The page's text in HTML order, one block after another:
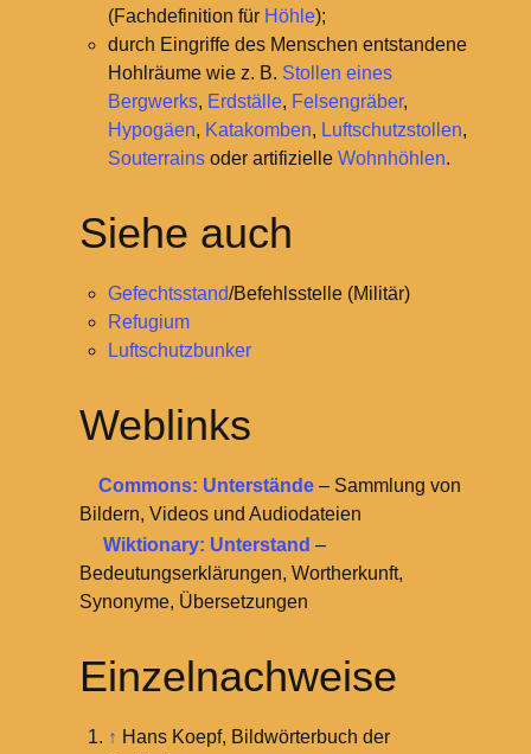
(Fachdefinition für Höhle);
durch Eingriffe des Menschen entstandene
Hohlräume wie z. B. Stollen eines
Bergwerks, Erdställe, Felsengräber,
Hypogäen, Katakomben, Luftschutzstollen,
Souterrainsoder artifizielle Wohnhöhlen.
Siehe auch
Gefechtsstand/Befehlsstelle (Militär)
Refugium
Luftschutzbunker
Weblinks
Commons: Unterstände– Sammlung von
Bildern, Videos und Audiodateien
Wiktionary: Unterstand –
Bedeutungserklärungen, Wortherkunft,
Synonyme, Übersetzungen
Einzelnachweise
↑ Hans Koepf, Bildwörterbuch der